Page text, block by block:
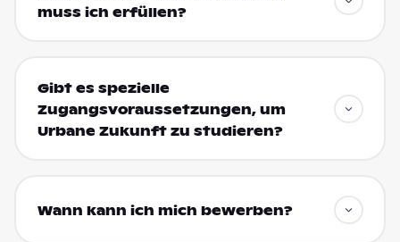
muss ich erfüllen?
Gibt es spezielle
Zugangsvoraussetzungen, um
Urbane Zukunft zu studieren?
Wann kann ich mich bewerben?